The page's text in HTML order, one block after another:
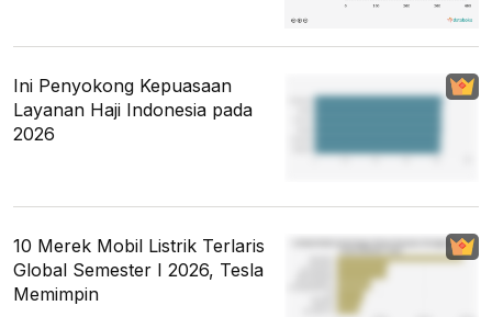
Ini Penyokong Kepuasaan
Layanan Haji Indonesia pada
2026
10 Merek Mobil Listrik Terlaris
Global Semester I 2026, Tesla
Memimpin